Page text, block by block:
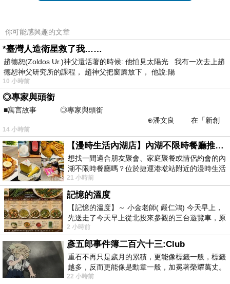
猶太人被擄的這段時期，史稱「
之囚
稱為受難時代，猶太人被囚時，渴望耶
和華派一個救世
主來復興國家，《詩篇》第137篇充分
表達了他們對故土
的思念...
「我們曾在巴比倫的河邊坐下，一追想
錫安就哭了。...
耶路撒冷啊，我若忘記你，情願我
你可能感興趣的文章
*臺灣人造衛星救了我……
趙德恕(Zoldos Ur.)神父還活著的時候: 他怕見太陽光 我有一次去上趙
德恕神父研究所的課程， 趙神父把窗簾放下， 他說:陽
10 小時前
◎專家與頭銜
■寓言故事 ◎專家與頭銜
⊕潘文良 在「新創
之谷」裡——
14 小時前
【漫時生活內湖店】內湖不限時餐廳推薦｜捷運港墘站美食，聚餐、約會、家庭聚會首選，正餐甜點一次滿足
想找一間適合朋友聚會、家庭聚餐或情侶約會的內
湖不限時餐廳嗎？位於捷運港墘站附近的漫時生活
內湖店，從捷運站步行約4分鐘即可抵
21 小時前
記憶的溫度
【記憶的溫度】～ 小金老師( 嚴仁鴻) 今天早上，
先送走了今天早上從北投來參觀的三台遊覽車，原
以為展場已經差不多要安靜下來，卻發
2 小時前
彥五郎事件簿二百六十三:Club
重石不再只是歲月的累積，更能像標籤一般，標籤
越多，反而更能像是勳章一般，加冕著榮耀萬丈。
習慣一如縱容，成了再難輕輕放下的罪證
22 小時前